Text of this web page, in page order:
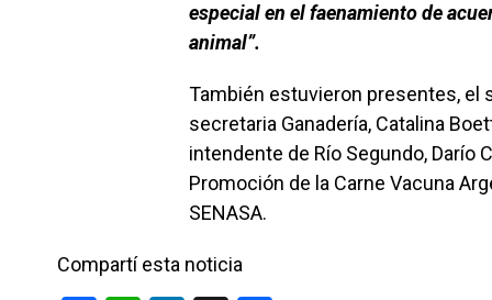
especial en el faenamiento de
animal”.
También estuvieron presentes, el
secretaria Ganadería, Catalina
intendente de Río Segundo, Darío
Promoción de la Carne Vacuna
SENASA.
Compartí esta noticia